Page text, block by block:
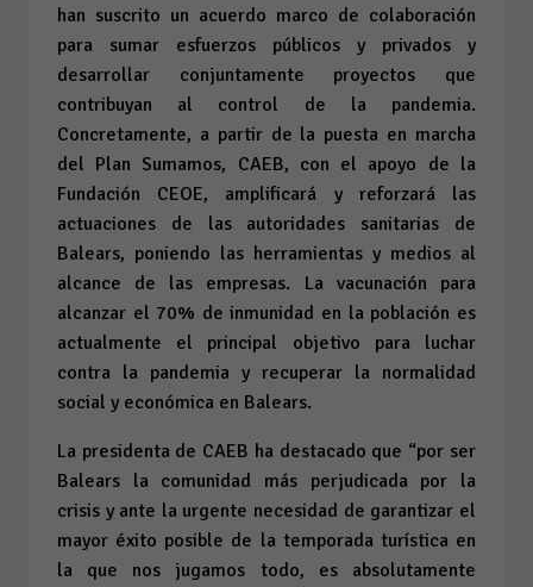
han suscrito un acuerdo marco de colaboración
para sumar esfuerzos públicos y privados y
desarrollar conjuntamente proyectos que
contribuyan al control de la pandemia.
Concretamente, a partir de la puesta en marcha
del Plan Sumamos, CAEB, con el apoyo de la
Fundación CEOE, amplificará y reforzará las
actuaciones de las autoridades sanitarias de
Balears, poniendo las herramientas y medios al
alcance de las empresas. La vacunación para
alcanzar el 70% de inmunidad en la población es
actualmente el principal objetivo para luchar
contra la pandemia y recuperar la normalidad
social y económica en Balears.
La presidenta de CAEB ha destacado que “por ser
Balears la comunidad más perjudicada por la
crisis y ante la urgente necesidad de garantizar el
mayor éxito posible de la temporada turística en
la que nos jugamos todo, es absolutamente